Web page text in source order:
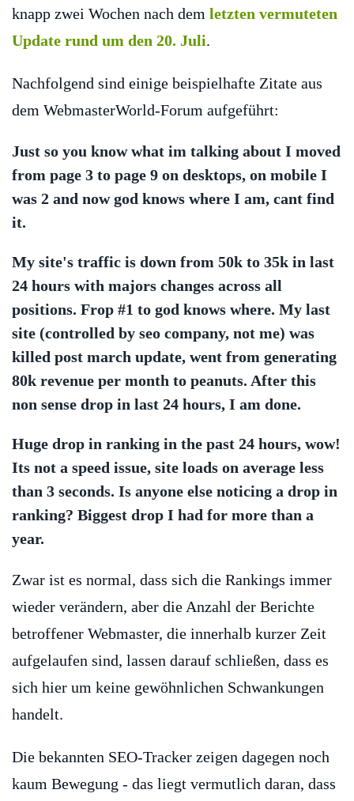
knapp zwei Wochen nach dem letzten vermuteten
Update rund um den 20. Juli.
Nachfolgend sind einige beispielhafte Zitate aus
dem WebmasterWorld-Forum aufgeführt:
Just so you know what im talking about I moved
from page 3 to page 9 on desktops, on mobile I
was 2 and now god knows where I am, cant find
it.
My site's traffic is down from 50k to 35k in last
24 hours with majors changes across all
positions. Frop #1 to god knows where. My last
site (controlled by seo company, not me) was
killed post march update, went from generating
80k revenue per month to peanuts. After this
non sense drop in last 24 hours, I am done.
Huge drop in ranking in the past 24 hours, wow!
Its not a speed issue, site loads on average less
than 3 seconds. Is anyone else noticing a drop in
ranking? Biggest drop I had for more than a
year.
Zwar ist es normal, dass sich die Rankings immer
wieder verändern, aber die Anzahl der Berichte
betroffener Webmaster, die innerhalb kurzer Zeit
aufgelaufen sind, lassen darauf schließen, dass es
sich hier um keine gewöhnlichen Schwankungen
handelt.
Die bekannten SEO-Tracker zeigen dagegen noch
kaum Bewegung - das liegt vermutlich daran, dass